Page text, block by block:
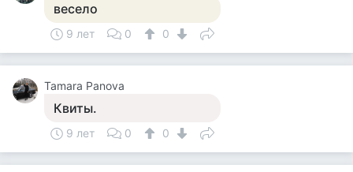
весело
9 лет 0 0
Tamara Panova
Квиты.
9 лет 0 0